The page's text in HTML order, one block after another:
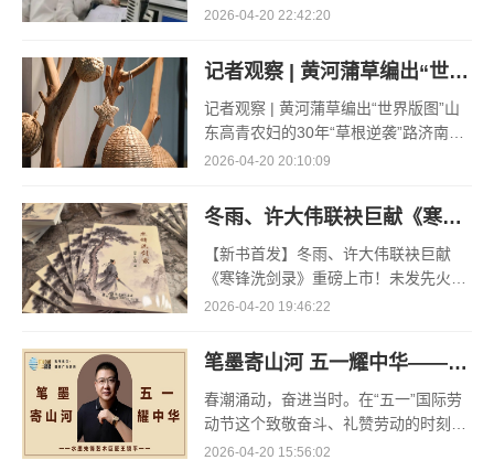
我，现在的生鲜赛道已经卷成麻花了，
这样？答案其实很简单
2026-04-20 22:42:20
记者观察 | 黄河蒲草编出“世界版图”
记者观察 | 黄河蒲草编出“世界版图”山
东高青农妇的30年“草根逆袭”路济南电
（记者 瑞夫 王克军 郭克烁）一根黄河
套村农民任春花给
2026-04-20 20:10:09
冬雨、许大伟联袂巨献《寒锋洗剑录》重磅上市！未发先火引业界瞩目，丹心侠骨再掀武侠热潮
【新书首发】冬雨、许大伟联袂巨献
《寒锋洗剑录》重磅上市！未发先火引
业界瞩目，丹心侠骨再掀武侠热潮（文/
的长篇历史武侠力作《寒锋
2026-04-20 19:46:22
笔墨寄山河 五一耀中华——水墨先锋艺术巨匠王锁平
春潮涌动，奋进当时。在“五一”国际劳
动节这个致敬奋斗、礼赞劳动的时刻，
《笔墨寄山河 五一耀中华》系列活动如
2026-04-20 15:56:02